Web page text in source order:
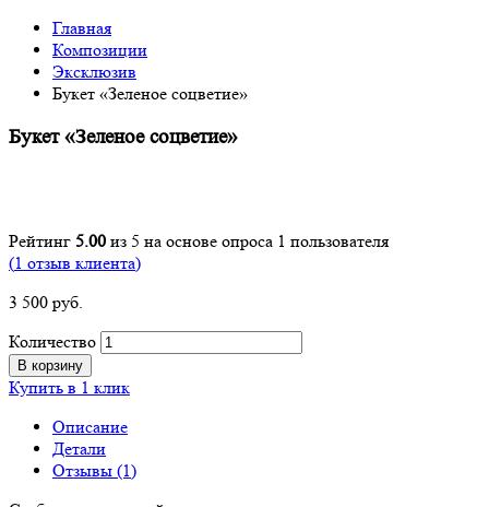
Главная
Композиции
Эксклюзив
Букет «Зеленое соцветие»
Букет «Зеленое соцветие»
Рейтинг 5.00 из 5 на основе опроса 1 пользователя
(1 отзыв клиента)
3 500 руб.
Количество
В корзину
Купить в 1 клик
Описание
Детали
Отзывы (1)